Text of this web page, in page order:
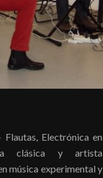
Flautas, Electrónica en
clásica y artista
música experimental y